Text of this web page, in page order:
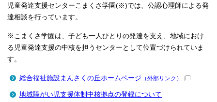
児童発達支援センターこまくさ学園(※)では、公認心理師による発
達相談を行っています。
※こまくさ学園は、子ども一人ひとりの発達を支え、地域におけ
る児童発達支援の中核を担うセンターとして位置づけられていま
す。
総合福祉施設まんさくの丘ホームページ （外部リンク）
地域障がい児支援体制中核拠点の登録について